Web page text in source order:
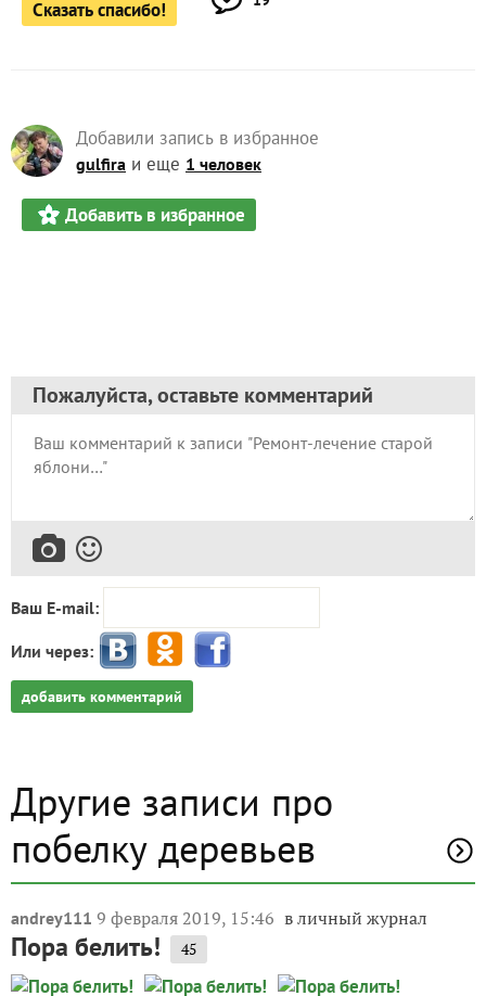
Сказать спасибо!
Добавили запись в избранное
gulfira и еще 1 человек
Добавить в избранное
Пожалуйста, оставьте комментарий
Ваш E-mail:
Или через:
добавить комментарий
Другие записи про
побелку деревьев
andrey111 9 февраля 2019, 15:46 в личный журнал
Пора белить! 45